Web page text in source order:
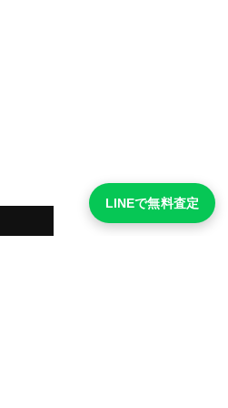
LINEで無料査定